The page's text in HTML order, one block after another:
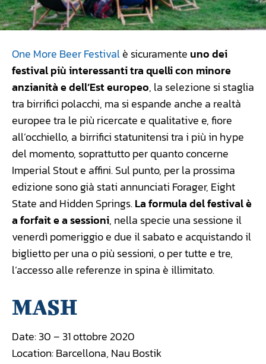
One More Beer Festivalè sicuramente uno dei
festival più interessanti tra quelli con minore
anzianità e dell’Est europeo, la selezione si staglia
tra birrifici polacchi, ma si espande anche a realtà
europee tra le più ricercate e qualitative e, fiore
all’occhiello, a birrifici statunitensi tra i più in hype
del momento, soprattutto per quanto concerne
Imperial Stout e affini. Sul punto, per la prossima
edizione sono già stati annunciati Forager, Eight
State and Hidden Springs.La formula del festival è
a forfait e a sessioni, nella specie una sessione il
venerdì pomeriggio e due il sabato e acquistando il
biglietto per una o più sessioni, o per tutte e tre,
l’accesso alle referenze in spina è illimitato.
MASH
Date: 30 – 31 ottobre 2020
Location: Barcellona, Nau Bostik